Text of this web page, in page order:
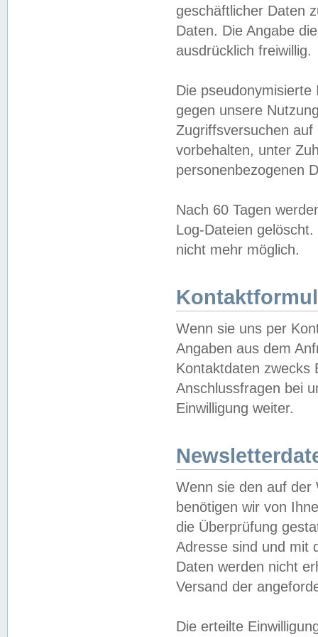
geschäftlicher Daten
Daten. Die Angabe
ausdrücklich freiwillig.
Die
gegen unsere
Zugriffsversuchen
vorbehalten, unter
personenbezogenen
Nach 60 Tagen
Log-Dateien
nicht mehr möglich.
Wenn sie uns per
Angaben aus dem
Kontaktdaten zwecks
Anschlussfragen bei
Einwilligung weiter.
Wenn sie den auf der
benötigen wir von
die Überprüfung
Adresse sind und mit
Daten werden nicht
Versand der
Die erteilte